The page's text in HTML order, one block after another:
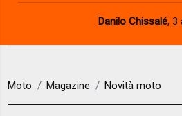
Danilo Chissalé, 3
Moto Magazine Novità moto